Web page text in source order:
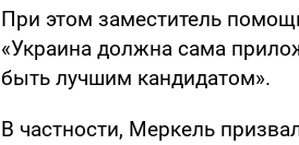
При этом заместитель
«Украина должна сама
быть лучшим кандидатом».
В частности, Меркель